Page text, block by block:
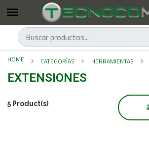
HOME CATEGORÍAS HERRAMIENTAS
EXTENSIONES
5 Product(s)